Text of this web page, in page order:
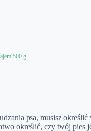
500 g
psa, musisz
określić, czy twój pies